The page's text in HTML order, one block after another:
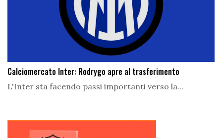
Calciomercato Inter: Rodrygo apre al trasferimento
L'Inter sta facendo passi importanti verso la...